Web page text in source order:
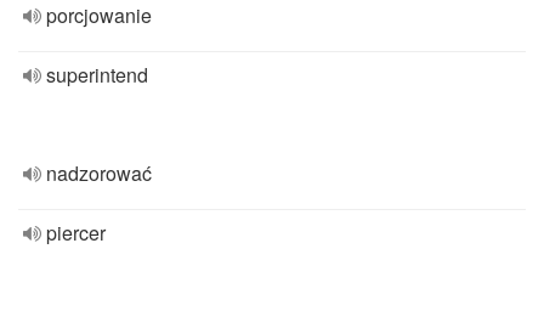
porcjowanie
superintend
nadzorować
piercer